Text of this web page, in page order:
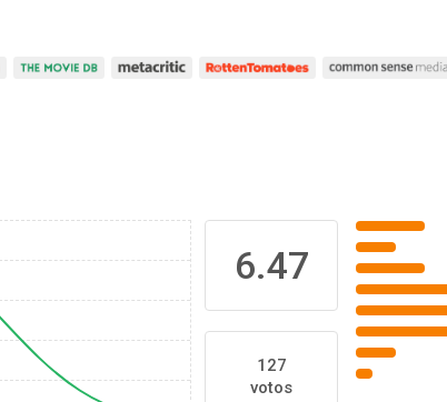
6.47
127
votos